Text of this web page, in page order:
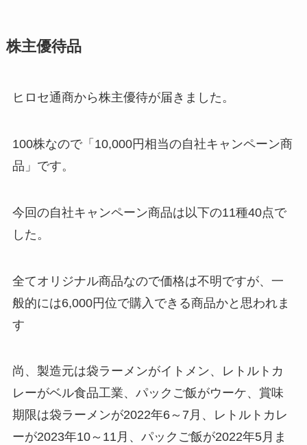
株主優待品
ヒロセ通商から株主優待が届きました。
100株なので「10,000円相当の自社キャンペーン商
品」です。
今回の自社キャンペーン商品は以下の11種40点で
した。
全てオリジナル商品なので価格は不明ですが、一
般的には6,000円位で購入できる商品かと思われま
す
尚、製造元は袋ラーメンがイトメン、レトルトカ
レーがベル食品工業、パックご飯がウーケ、賞味
期限は袋ラーメンが2022年6～7月、レトルトカレ
ーが2023年10～11月、パックご飯が2022年5月ま